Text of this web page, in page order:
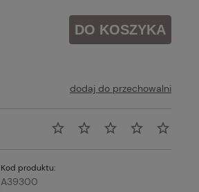
DO KOSZYKA
dodaj do przechowalni
Kod produktu:
A39300